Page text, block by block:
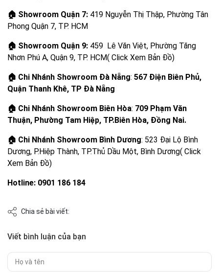
🏠 Showroom Quận 7: 419 Nguyễn Thị Thập, Phường Tân
Phong Quận 7, TP. HCM
🏠 Showroom Quận 9: 459 Lê Văn Việt, Phường Tăng
Nhơn Phú A, Quận 9, TP. HCM( Click Xem Bản Đồ)
🏠 Chi Nhánh Showroom Đà Nẵng: 567 Điện Biên Phủ,
Quận Thanh Khê, TP Đà Nẵng
🏠 Chi Nhánh Showroom Biên Hòa: 709 Phạm Văn
Thuận, Phường Tam Hiệp, TP.Biên Hòa, Đồng Nai.
🏠 Chi Nhánh Showroom Bình Dương: 523 Đại Lộ Bình
Dương, P.Hiệp Thành, TP.Thủ Dầu Một, Bình Dương( Click
Xem Bản Đồ)
Hotline: 0901 186 184
Chia sẻ bài viết:
Viết bình luận của bạn